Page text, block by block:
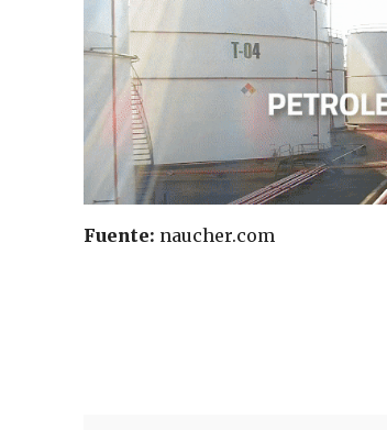
Fuente: naucher.com